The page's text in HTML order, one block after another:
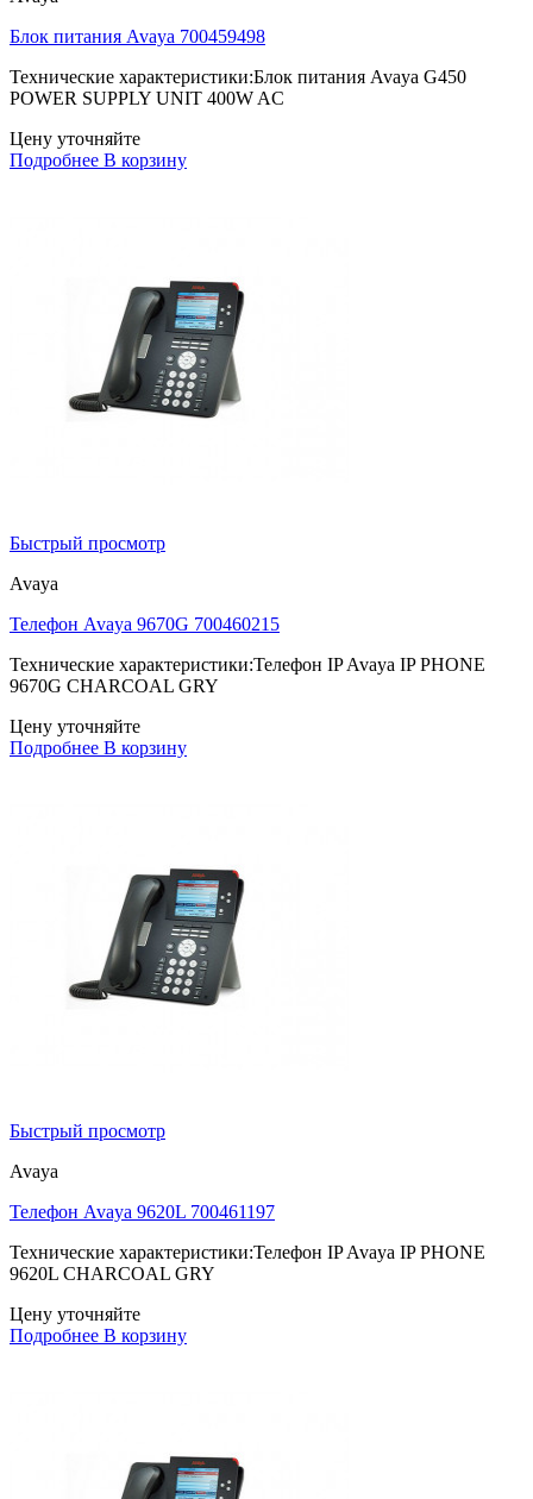
Блок питания Avaya 700459498
Технические характеристики:Блок питания Avaya G450
POWER SUPPLY UNIT 400W AC
Цену уточняйте
Подробнее В корзину
Быстрый просмотр
Avaya
Телефон Avaya 9670G 700460215
Технические характеристики:Телефон IP Avaya IP PHONE
9670G CHARCOAL GRY
Цену уточняйте
Подробнее В корзину
Быстрый просмотр
Avaya
Телефон Avaya 9620L 700461197
Технические характеристики:Телефон IP Avaya IP PHONE
9620L CHARCOAL GRY
Цену уточняйте
Подробнее В корзину